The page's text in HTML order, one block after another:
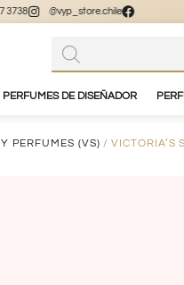
PERFUMES DE DISEÑADOR
PERFUMES (VS) / VICTORIA’S